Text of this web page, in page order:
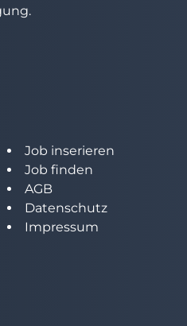
Job inserieren
Job finden
AGB
Datenschutz
Impressum